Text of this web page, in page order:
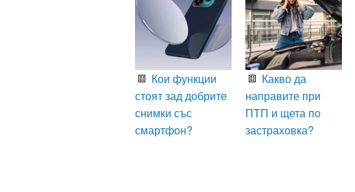
Кои функции
стоят зад добрите
снимки със
смартфон?
Какво да
направите при
ПТП и щета по
застраховка?